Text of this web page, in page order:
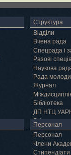
Структура
Відділи
Вчена рада
Спецрада і
Разові
Наукова
Рада
Журнал
Бібліотека
ДП НТЦ
Грід
Персонал
Персонал
Члени
Cтипендіати